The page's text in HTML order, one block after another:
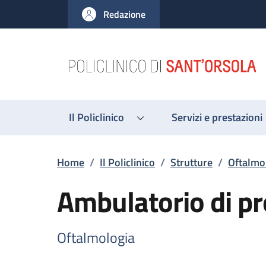
al contenuto principale
to footer content
Redazione
Il Policlinico Servizi e prestazioni
Briciole di pane
Home / Il Policlinico / Strutture /
Ambulatorio di
Oftalmologia